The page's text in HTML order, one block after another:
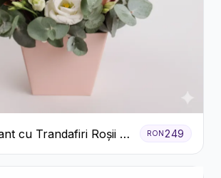
cu Trandafiri Roșii și
RON 249